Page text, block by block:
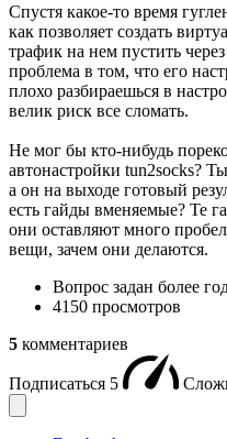
Спустя какое-то время
как позволяет создать
трафик на нем пустить
проблема в том, что его
плохо разбираешься в
велик риск все сломать.
Не мог бы кто-нибудь
автонастройки tun2socks?
а он на выходе готовый
есть гайды вменяемые? Те
они оставляют много
вещи, зачем они делаются.
Вопрос задан более
4150 просмотров
5 комментариев
Подписаться 5